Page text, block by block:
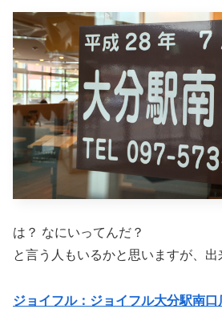
は？ なにいってんだ？
と言う人もいるかと思いますが、出
ジョイフル：ジョイフル大分駅南